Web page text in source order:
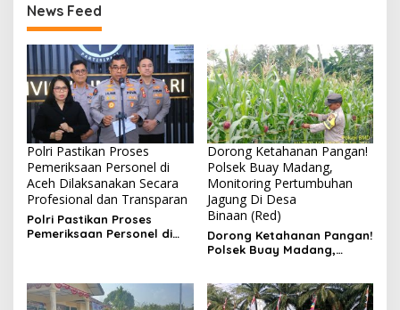
News Feed
Polri Pastikan Proses
Pemeriksaan Personel di
Aceh Dilaksanakan Secara
Profesional dan Transparan
Polri Pastikan Proses
Pemeriksaan Personel di
Dorong Ketahanan Pangan!
Polsek Buay Madang,
Monitoring Pertumbuhan
Jagung Di Desa
Binaan (Red)
Dorong Ketahanan Pangan!
Polsek Buay Madang,